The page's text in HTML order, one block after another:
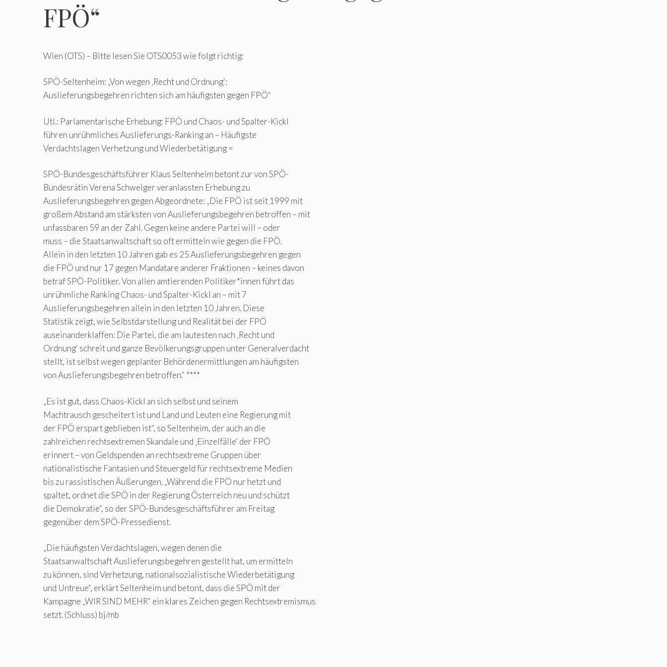
FPÖ“
Wien (OTS) – Bitte lesen Sie OTS0053 wie folgt richtig:
SPÖ-Seltenheim: „Von wegen ‚Recht und Ordnung‘:
Auslieferungsbegehren richten sich am häufigsten gegen FPÖ“
Utl.: Parlamentarische Erhebung: FPÖ und Chaos- und Spalter-Kickl
führen unrühmliches Auslieferungs-Ranking an – Häufigste
Verdachtslagen Verhetzung und Wiederbetätigung =
SPÖ-Bundesgeschäftsführer Klaus Seltenheim betont zur von SPÖ-
Bundesrätin Verena Schweiger veranlassten Erhebung zu
Auslieferungsbegehren gegen Abgeordnete: „Die FPÖ ist seit 1999 mit
großem Abstand am stärksten von Auslieferungsbegehren betroffen – mit
unfassbaren 59 an der Zahl. Gegen keine andere Partei will – oder
muss – die Staatsanwaltschaft so oft ermitteln wie gegen die FPÖ.
Allein in den letzten 10 Jahren gab es 25 Auslieferungsbegehren gegen
die FPÖ und nur 17 gegen Mandatare anderer Fraktionen – keines davon
betraf SPÖ-Politiker. Von allen amtierenden Politiker*innen führt das
unrühmliche Ranking Chaos- und Spalter-Kickl an – mit 7
Auslieferungsbegehren allein in den letzten 10 Jahren. Diese
Statistik zeigt, wie Selbstdarstellung und Realität bei der FPÖ
auseinanderklaffen: Die Partei, die am lautesten nach ‚Recht und
Ordnung‘ schreit und ganze Bevölkerungsgruppen unter Generalverdacht
stellt, ist selbst wegen geplanter Behördenermittlungen am häufigsten
von Auslieferungsbegehren betroffen.“ ****
„Es ist gut, dass Chaos-Kickl an sich selbst und seinem
Machtrausch gescheitert ist und Land und Leuten eine Regierung mit
der FPÖ erspart geblieben ist“, so Seltenheim, der auch an die
zahlreichen rechtsextremen Skandale und ‚Einzelfälle‘ der FPÖ
erinnert – von Geldspenden an rechtsextreme Gruppen über
nationalistische Fantasien und Steuergeld für rechtsextreme Medien
bis zu rassistischen Äußerungen. „Während die FPÖ nur hetzt und
spaltet, ordnet die SPÖ in der Regierung Österreich neu und schützt
die Demokratie“, so der SPÖ-Bundesgeschäftsführer am Freitag
gegenüber dem SPÖ-Pressedienst.
„Die häufigsten Verdachtslagen, wegen denen die
Staatsanwaltschaft Auslieferungsbegehren gestellt hat, um ermitteln
zu können, sind Verhetzung, nationalsozialistische Wiederbetätigung
und Untreue“, erklärt Seltenheim und betont, dass die SPÖ mit der
Kampagne „WIR SIND MEHR“ ein klares Zeichen gegen Rechtsextremismus
setzt. (Schluss) bj/mb